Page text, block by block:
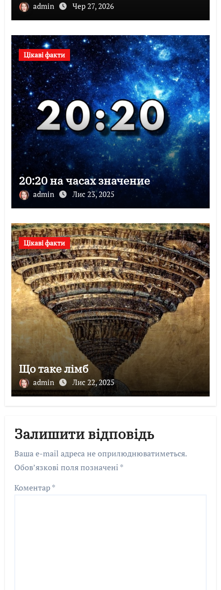
admin Чер 27, 2026
Цікаві факти
20:20 на часах значение
admin Лис 23, 2025
Цікаві факти
Що таке лімб
admin Лис 22, 2025
Залишити відповідь
Ваша e-mail адреса не оприлюднюватиметься.
Обов’язкові поля позначені *
Коментар*